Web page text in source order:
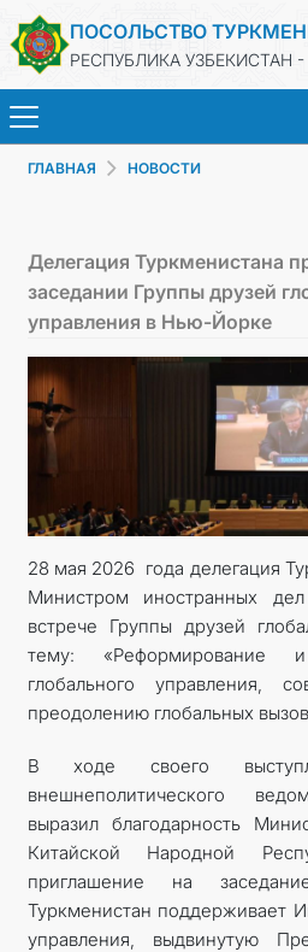
ПОСОЛЬСТВО
РЕСПУБЛИКА УЗБЕКИСТАН
МИД
КОНТАКТНЫЕ
ГЛАВНАЯ НОВОСТИ
Делегация Туркменистана
заседании Группы друзей
управления в Нью-Йорке
28 мая 2026 года делегация
Министром иностранных
встрече Группы друзей
тему: «Реформирование и
глобального управления,
преодолению глобальных
В ходе своего
внешнеполитического
выразил благодарность
Китайской Народной
приглашение на
Туркменистан поддерживает
управления, выдвинутую